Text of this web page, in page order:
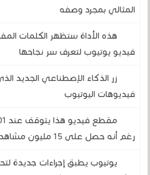
المثالي بمجرد وصفه
هذه الأداة ستظهر الكلمات
فيديو يوتيوب لتعرف سر نجاحها
زر الذكاء الإصطناعي الجديد
فيديوهات اليوتيوب
رغم أنه حصل على 15 مليون مشاهدة .. غوغل توضح السبب
يوتيوب يطبق إجراءات جديدة